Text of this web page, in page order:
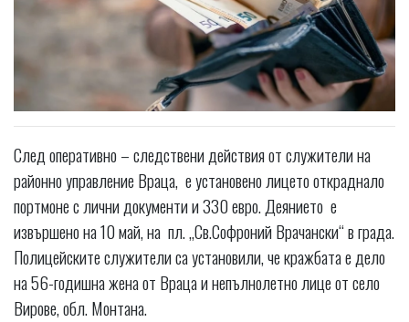
След оперативно – следствени действия от служители на
районно управление Враца, е установено лицето откраднало
портмоне с лични документи и 330 евро. Деянието е
извършено на 10 май, на пл. ,,Св.Софроний Врачански“ в града.
Полицейските служители са установили, че кражбата е дело
на 56-годишна жена от Враца и непълнолетно лице от село
Вирове, обл. Монтана.